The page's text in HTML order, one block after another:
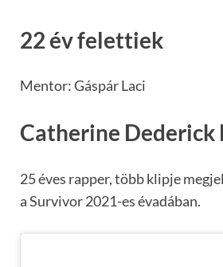
22 év felettiek
Mentor: Gáspár Laci
Catherine Dederick
25 éves rapper, több klipje
a Survivor 2021-es évadában.